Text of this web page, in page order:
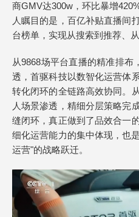
商GMV达300w，环比暴增
人瞩目的是，百亿补贴直播间
台榜单，实现从搜索到推荐、
从9868场平台直播的精准排布
透，首驱科技以数智化运营体
转化闭环的全链路高效协同。
人场景渗透，精细分层策略完
缝闭环，真正做到了品效合一
细化运营能力的集中体现，也
运营"的战略跃迁。